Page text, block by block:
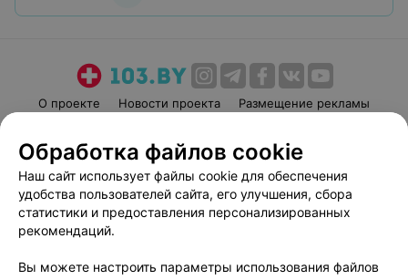
О проекте Новости проекта
Размещение рекламы
Пользовательское соглашение
Способы оплаты
Вакансии
Партнеры
Написать руководителю 103.by
Обработка файлов cookie
Наш сайт использует файлы cookie для обеспечения
удобства пользователей сайта, его улучшения, сбора
статистики и предоставления персонализированных
рекомендаций.
Вы можете настроить параметры использования файлов